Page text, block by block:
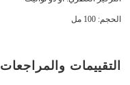
الحجم: 100 مل
التقييمات والمراجعات